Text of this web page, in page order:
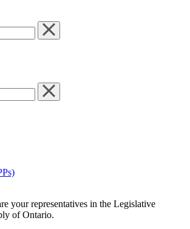
your representatives in the Legislative
of Ontario.